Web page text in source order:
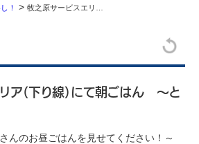
！ >
ア（下り線）にて朝ごはん ～と
んのお昼ごはんを見せてください！～